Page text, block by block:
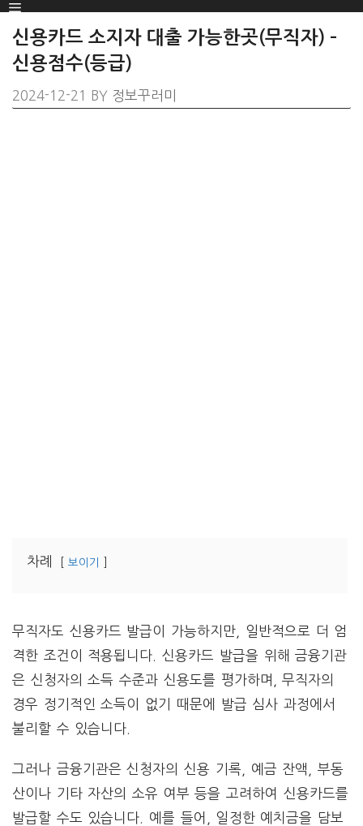
SKIP
TO
CONTENT
Menu
신용카드 소지자 대출 가능한곳(무직자) –
신용점수(등급)
2024-12-21 BY 정보꾸러미
차례 보이기
무직자도 신용카드 발급이 가능하지만, 일반적으로 더 엄
격한 조건이 적용됩니다. 신용카드 발급을 위해 금융기관
은 신청자의 소득 수준과 신용도를 평가하며, 무직자의
경우 정기적인 소득이 없기 때문에 발급 심사 과정에서
불리할 수 있습니다.
그러나 금융기관은 신청자의 신용 기록, 예금 잔액, 부동
산이나 기타 자산의 소유 여부 등을 고려하여 신용카드를
발급할 수도 있습니다. 예를 들어, 일정한 예치금을 담보